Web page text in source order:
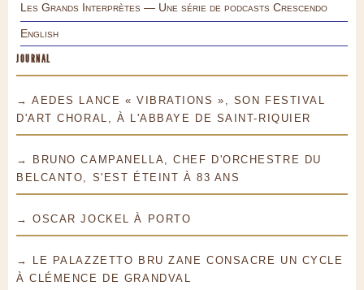
Les Grands Interprètes — Une série de podcasts Crescendo
English
JOURNAL
→ AEDES LANCE « VIBRATIONS », SON FESTIVAL
D'ART CHORAL, À L'ABBAYE DE SAINT-RIQUIER
→ BRUNO CAMPANELLA, CHEF D'ORCHESTRE DU
BELCANTO, S'EST ÉTEINT À 83 ANS
→ OSCAR JOCKEL À PORTO
→ LE PALAZZETTO BRU ZANE CONSACRE UN CYCLE
À CLÉMENCE DE GRANDVAL